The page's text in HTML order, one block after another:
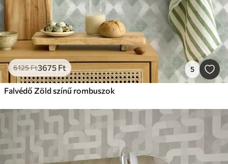
6125Ft3675 Ft 5
Falvédő Zöld színű rombuszok